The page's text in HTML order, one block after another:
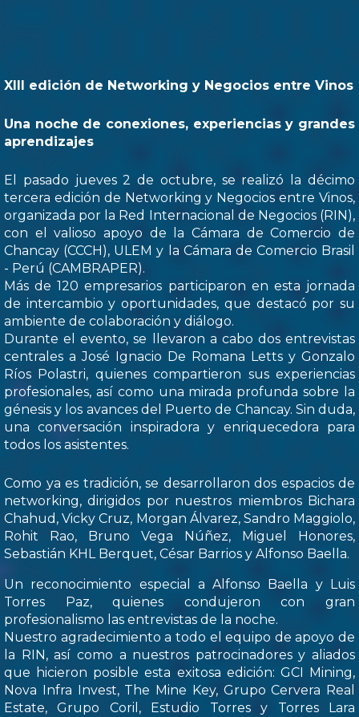
XIII edición de Networking y Negocios entre Vinos
Una noche de conexiones, experiencias y grandes
aprendizajes
El pasado jueves 2 de octubre, se realizó la décimo
tercera edición de Networking y Negocios entre Vinos,
organizada por la Red Internacional de Negocios (RIN),
con el valioso apoyo de la Cámara de Comercio de
Chancay (CCCH), ULEM y la Cámara de Comercio Brasil
- Perú (CAMBRAPER).
Más de 120 empresarios participaron en esta jornada
de intercambio y oportunidades, que destacó por su
ambiente de colaboración y diálogo.
Durante el evento, se llevaron a cabo dos entrevistas
centrales a José Ignacio De Romana Letts y Gonzalo
Ríos Polastri, quienes compartieron sus experiencias
profesionales, así como una mirada profunda sobre la
génesis y los avances del Puerto de Chancay. Sin duda,
una conversación inspiradora y enriquecedora para
todos los asistentes.
Como ya es tradición, se desarrollaron dos espacios de
networking, dirigidos por nuestros miembros Bichara
Chahud, Vicky Cruz, Morgan Álvarez, Sandro Maggiolo,
Rohit Rao, Bruno Vega Núñez, Miguel Honores,
Sebastián KHL Berquet, César Barrios y Alfonso Baella.
Un reconocimiento especial a Alfonso Baella y Luis
Torres Paz, quienes condujeron con gran
profesionalismo las entrevistas de la noche.
Nuestro agradecimiento a todo el equipo de apoyo de
la RIN, así como a nuestros patrocinadores y aliados
que hicieron posible esta exitosa edición: GCI Mining,
Nova Infra Invest, The Mine Key, Grupo Cervera Real
Estate, Grupo Coril, Estudio Torres y Torres Lara